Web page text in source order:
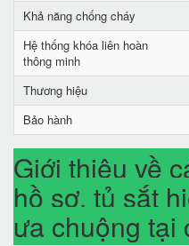
Khả năng chống cháy
Hệ thống khóa liên hoàn
thông minh
Thương hiệu
Bảo hành
Giới thiệu về
hồ sơ, tủ sắt
ưa chuộng tại